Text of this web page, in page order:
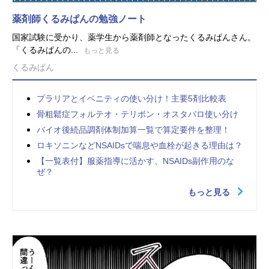
薬剤師くるみぱんの勉強ノート
国家試験に受かり、薬学生から薬剤師となったくるみぱんさん。
「くるみぱんの...
もっと見る
くるみぱん
プラリアとイベニティの使い分け！主要5剤比較表
骨粗鬆症フォルテオ・テリボン・オスタバロ使い分け
バイオ後続品調剤体制加算一覧で算定要件を整理！
ロキソニンなどNSAIDsで喘息や血栓が起きる理由は？
【一覧表付】服薬指導に活かす、NSAIDs副作用のな
ぜ？
もっと見る